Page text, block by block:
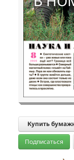
Купить
Подписаться